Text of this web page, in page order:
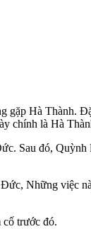
gặp Hà Thành.
chính là Hà
Sau đó,
Những việc
cố trước đó.